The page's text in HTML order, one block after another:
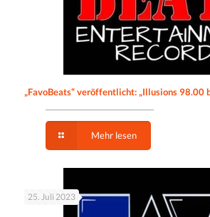
„FavoBeats“ veröffentlicht: „Illusions 98.00
Mehr lesen
25. Juli 2023